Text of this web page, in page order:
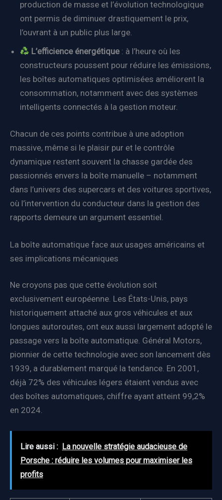
production de masse et l’évolution technologique
ont permis de diminuer drastiquement le prix,
l’ouvrant à un public plus large.
L’efficience énergétique: à l’heure où les
constructeurs poussent pour réduire les émissions,
les boîtes automatiques optimisées améliorent la
consommation, notamment avec des systèmes
intelligents connectés à la gestion moteur.
Chacun de ces points contribue à une adoption
massive, même si le plaisir pur et le contrôle
dynamique restent souvent la chasse gardée des
passionnés envers la boîte manuelle – notamment
dans l’univers des supercars et des voitures sportives,
où l’intervention du conducteur dans la gestion des
rapports demeure un argument essentiel.
La boîte automatique face aux usages américains et
ses implications mécaniques
Ne croyons pas que cette évolution soit
exclusivement européenne. Les États-Unis, pays
historiquement attaché aux gros véhicules et aux
longues autoroutes, ont eux aussi largement adopté le
passage vers la boîte automatique. Général Motors,
pionnier de cette technologie avec son lancement dès
1939, a durablement marqué la tendance. En 2001,
déjà 72% des véhicules légers étaient vendus avec
des boîtes automatiques, chiffre ayant atteint 99,2%
en 2024.
Lire aussi : La nouvelle stratégie audacieuse de
Porsche : réduire les volumes pour maximiser les
profits